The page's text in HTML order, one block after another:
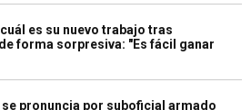
es su nuevo trabajo tras
forma sorpresiva: "Es fácil ganar
pronuncia por suboficial armado